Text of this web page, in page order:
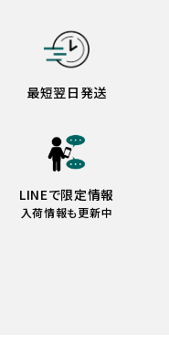
最短翌日発送
LINEで限定情報
入荷情報も更新中